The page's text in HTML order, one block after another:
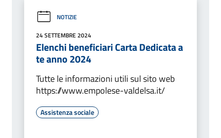
NOTIZIE
24 SETTEMBRE 2024
Elenchi beneficiari Carta Dedicata a
te anno 2024
Tutte le informazioni utili sul sito web
https://www.empolese-valdelsa.it/
Assistenza sociale